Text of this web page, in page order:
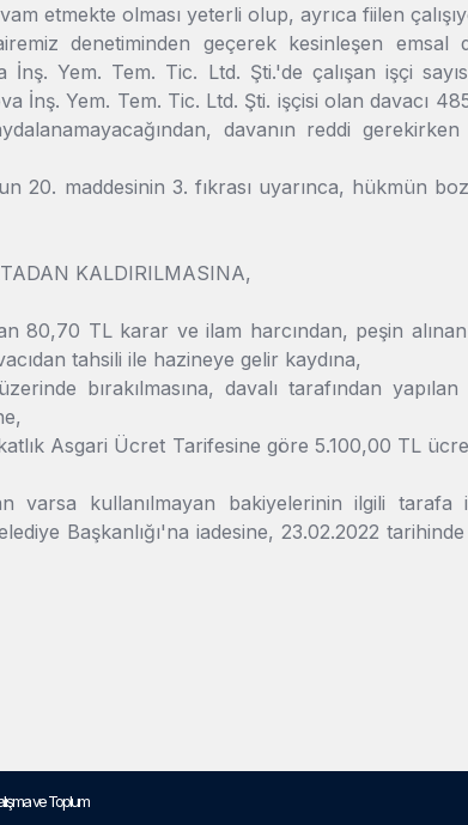
etmekte olması yeterli olup, ayrıca fiilen
denetiminden geçerek kesinleşen emsal
Yem. Tem. Tic. Ltd. Şti.'de çalışan işçi
İnş. Yem. Tem. Tic. Ltd. Şti. işçisi olan davacı
davanın reddi
20. maddesinin 3. fıkrası uyarınca, hükmün
KALDIRILMASINA,
80,70 TL karar ve ilam harcından, peşin
tahsili ile hazineye gelir kaydına,
bırakılmasına, davalı tarafından
Asgari Ücret Tarifesine göre 5.100,00 TL
varsa kullanılmayan bakiyelerinin ilgili tarafa
Başkanlığı'na iadesine, 23.02.2022
ve Toplum